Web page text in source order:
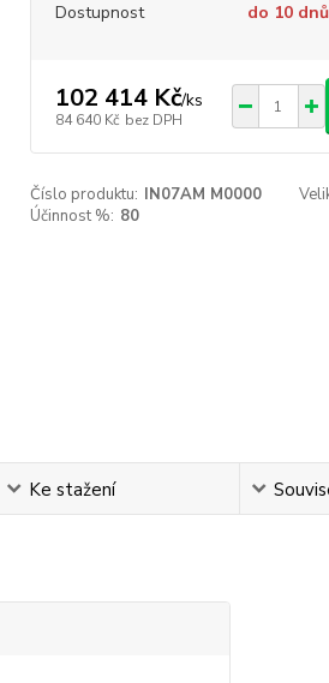
Dostupnost do 10 dnů
102 414 Kč/ks
84 640 Kč bez DPH
Číslo produktu: IN07AM M0000
Účinnost %: 80
Ke stažení